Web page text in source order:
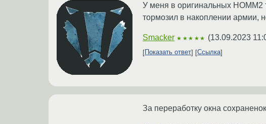
У меня в оригинальных HOMM2
тормозил в накоплении армии,
Smacker ★★★★★ (13.09.2023
Показать ответ Ссылка
За переработку окна